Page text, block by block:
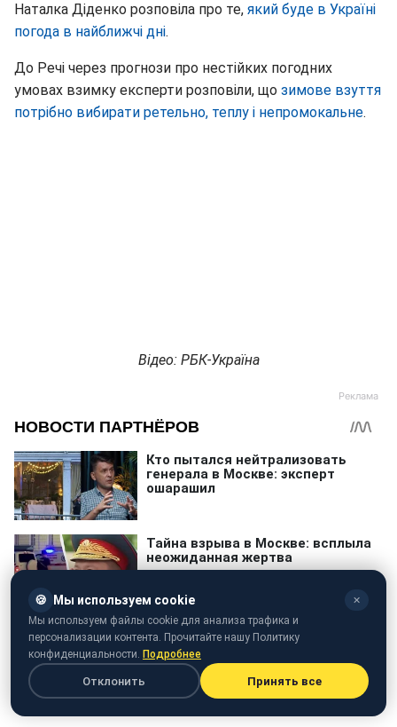
Наталка Діденко розповіла про те, який буде в Україні
погода в найближчі дні.
До Речі через прогнози про нестійких погодних
умовах взимку експерти розповіли, що зимове взуття
потрібно вибирати ретельно, теплу і непромокальне.
Відео: РБК-Україна
🍪 Мы используем cookie ✕
Мы используем файлы cookie для анализа трафика и
персонализации контента. Прочитайте нашу Политику
конфиденциальности. Подробнее
Отклонить Принять все